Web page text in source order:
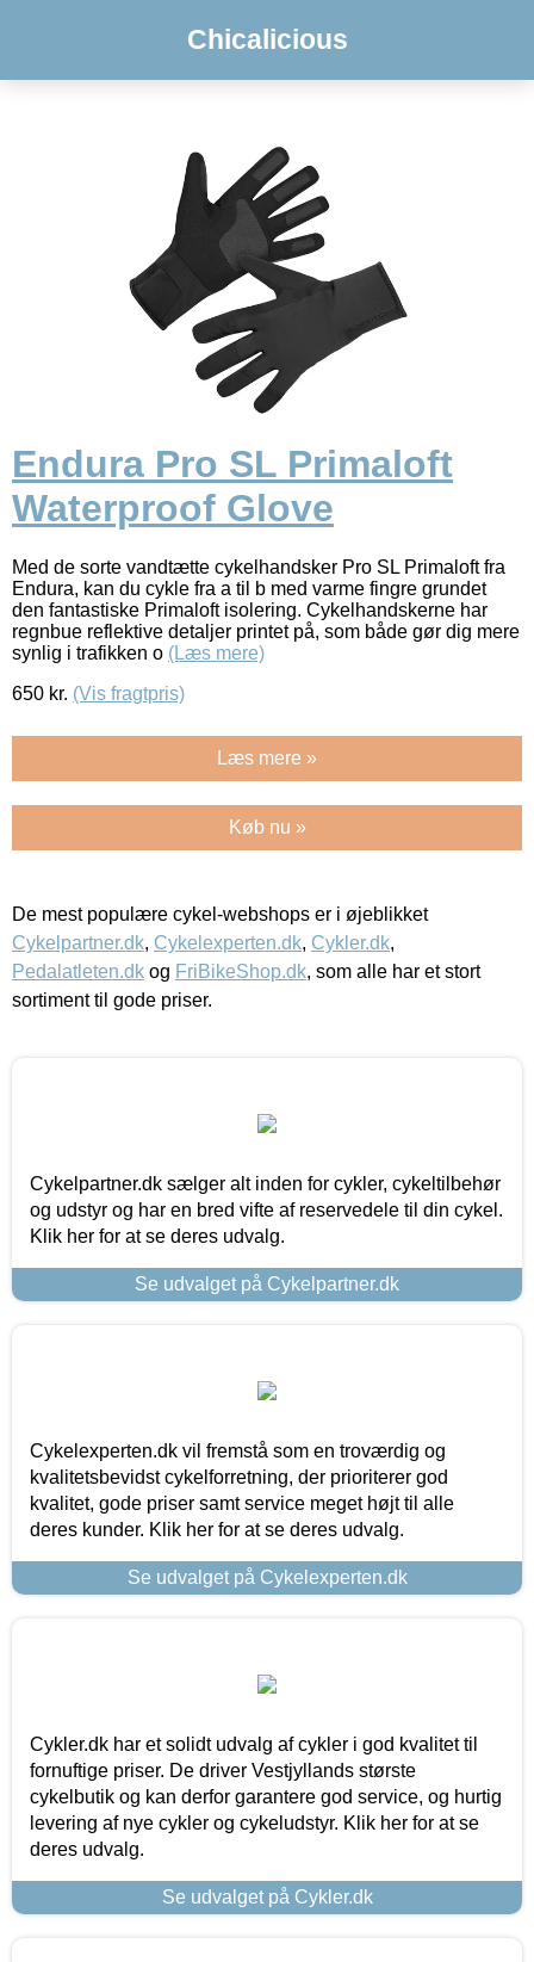
Chicalicious
Endura Pro SL Primaloft
Waterproof Glove
Med de sorte vandtætte cykelhandsker Pro SL Primaloft fra
Endura, kan du cykle fra a til b med varme fingre grundet
den fantastiske Primaloft isolering. Cykelhandskerne har
regnbue reflektive detaljer printet på, som både gør dig mere
synlig i trafikken o (Læs mere)
650 kr. (Vis fragtpris)
Læs mere »
Køb nu »
De mest populære cykel-webshops er i øjeblikket
Cykelpartner.dk, Cykelexperten.dk, Cykler.dk,
Pedalatleten.dk og FriBikeShop.dk, som alle har et stort
sortiment til gode priser.
Cykelpartner.dk sælger alt inden for cykler, cykeltilbehør
og udstyr og har en bred vifte af reservedele til din cykel.
Klik her for at se deres udvalg.
Se udvalget på Cykelpartner.dk
Cykelexperten.dk vil fremstå som en troværdig og
kvalitetsbevidst cykelforretning, der prioriterer god
kvalitet, gode priser samt service meget højt til alle
deres kunder. Klik her for at se deres udvalg.
Se udvalget på Cykelexperten.dk
Cykler.dk har et solidt udvalg af cykler i god kvalitet til
fornuftige priser. De driver Vestjyllands største
cykelbutik og kan derfor garantere god service, og hurtig
levering af nye cykler og cykeludstyr. Klik her for at se
deres udvalg.
Se udvalget på Cykler.dk